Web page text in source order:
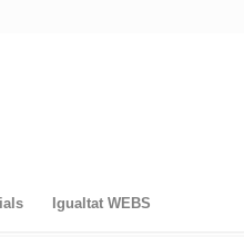
Igualtat WEBS